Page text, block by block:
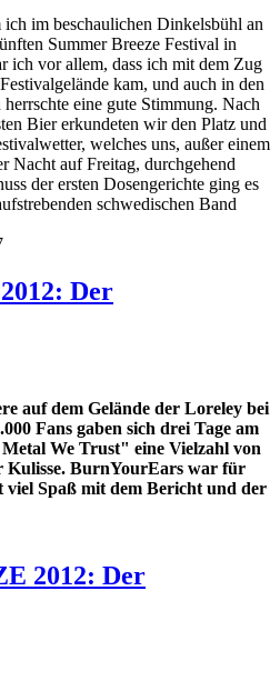
im beschaulichen Dinkelsbühl an
Summer Breeze Festival in
ich vor allem, dass ich mit dem Zug
kam, und auch in den
eine gute Stimmung. Nach
Bier erkundeten wir den Platz und
welches uns, außer einem
Nacht auf Freitag, durchgehend
der ersten Dosengerichte ging es
schwedischen Band
Der
auf dem Gelände der Loreley bei
Fans gaben sich drei Tage am
We Trust" eine Vielzahl von
Kulisse. BurnYourEars war für
viel Spaß mit dem Bericht und der
2012: Der